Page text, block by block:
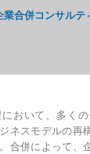
業合併コンサルテ
おいて、多く
ネスモデルの再
合併によって、